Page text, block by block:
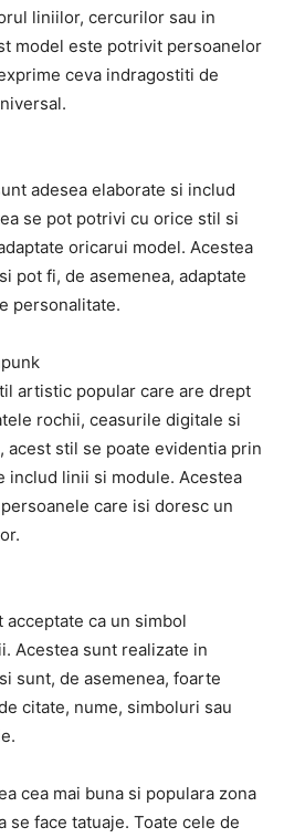
liniilor, cercurilor sau in
model este potrivit persoanelor
ceva indragostiti de
adesea elaborate si includ
se pot potrivi cu orice stil si
oricarui model. Acestea
pot fi, de asemenea, adaptate
personalitate.
artistic popular care are drept
rochii, ceasurile digitale si
acest stil se poate evidentia prin
includ linii si module. Acestea
care isi doresc un
ca un simbol
Acestea sunt realizate in
sunt, de asemenea, foarte
citate, nume, simboluri sau
cea mai buna si populara zona
se face tatuaje. Toate cele de